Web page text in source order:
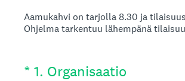
Aamukahvi on tarjolla 8.30 ja
Ohjelma tarkentuu lähempänä
* 1. Organisaatio
(Pakollinen tieto.)